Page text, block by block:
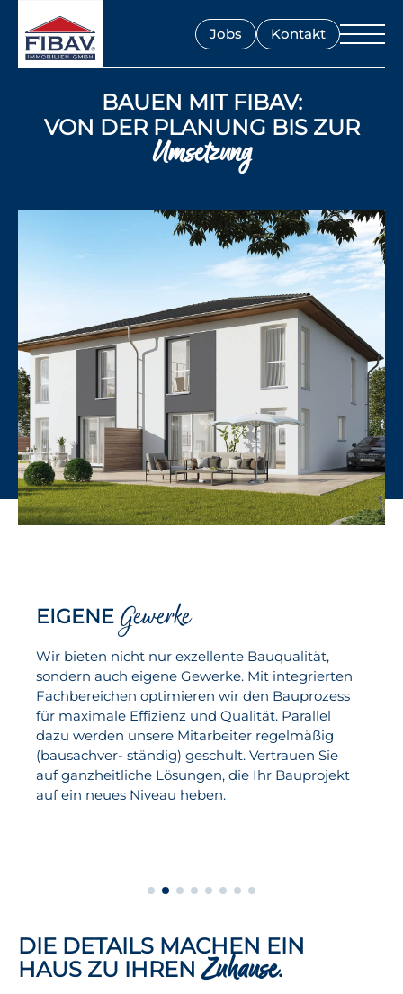
Jobs Kontakt
BAUEN MIT FIBAV:
VON DER PLANUNG BIS ZUR
Umsetzung
EIGENE Gewerke
Wir bieten nicht nur exzellente Bauqualität,
sondern auch eigene Gewerke. Mit integrierten
Fachbereichen optimieren wir den Bauprozess
für maximale Effizienz und Qualität. Parallel
dazu werden unsere Mitarbeiter regelmäßig
(bausachver- ständig) geschult. Vertrauen Sie
auf ganzheitliche Lösungen, die Ihr Bauprojekt
auf ein neues Niveau heben.
DIE DETAILS MACHEN EIN
HAUS ZU IHRENZuhause.